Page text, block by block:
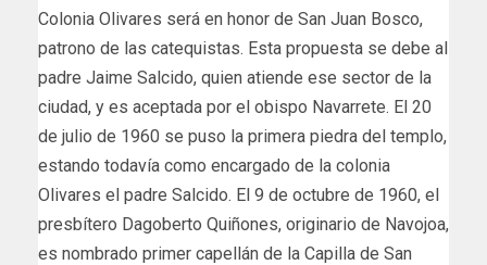
Colonia Olivares será en honor de San Juan Bosco,
patrono de las catequistas. Esta propuesta se debe al
padre Jaime Salcido, quien atiende ese sector de la
ciudad, y es aceptada por el obispo Navarrete. El 20
de julio de 1960 se puso la primera piedra del templo,
estando todavía como encargado de la colonia
Olivares el padre Salcido. El 9 de octubre de 1960, el
presbítero Dagoberto Quiñones, originario de Navojoa,
es nombrado primer capellán de la Capilla de San